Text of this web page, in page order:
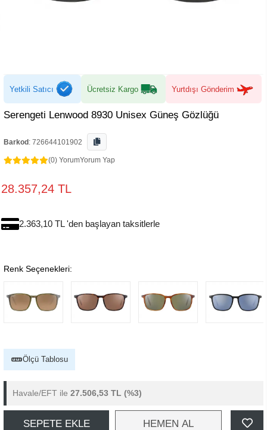
Yetkili Satıcı Ücretsiz Kargo Yurtdışı Gönderim
Serengeti Lenwood 8930 Unisex Güneş Gözlüğü
Barkod : 726644101902
(0) YorumYorum Yap
28.357,24 TL
2.363,10 TL 'den başlayan taksitlerle
Renk Seçenekleri:
Ölçü Tablosu
Havale/EFT ile 27.506,53 TL (%3)
SEPETE EKLE HEMEN AL